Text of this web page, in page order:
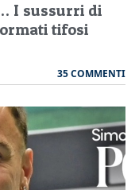
I sussurri di
tifosi
35 COMMENTI